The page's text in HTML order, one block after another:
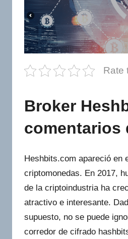
Rate
Broker
comentarios
Heshbits.com apareció en
criptomonedas. En 2017,
de la criptoindustria ha
atractivo e interesante.
supuesto, no se puede
corredor de cifrado